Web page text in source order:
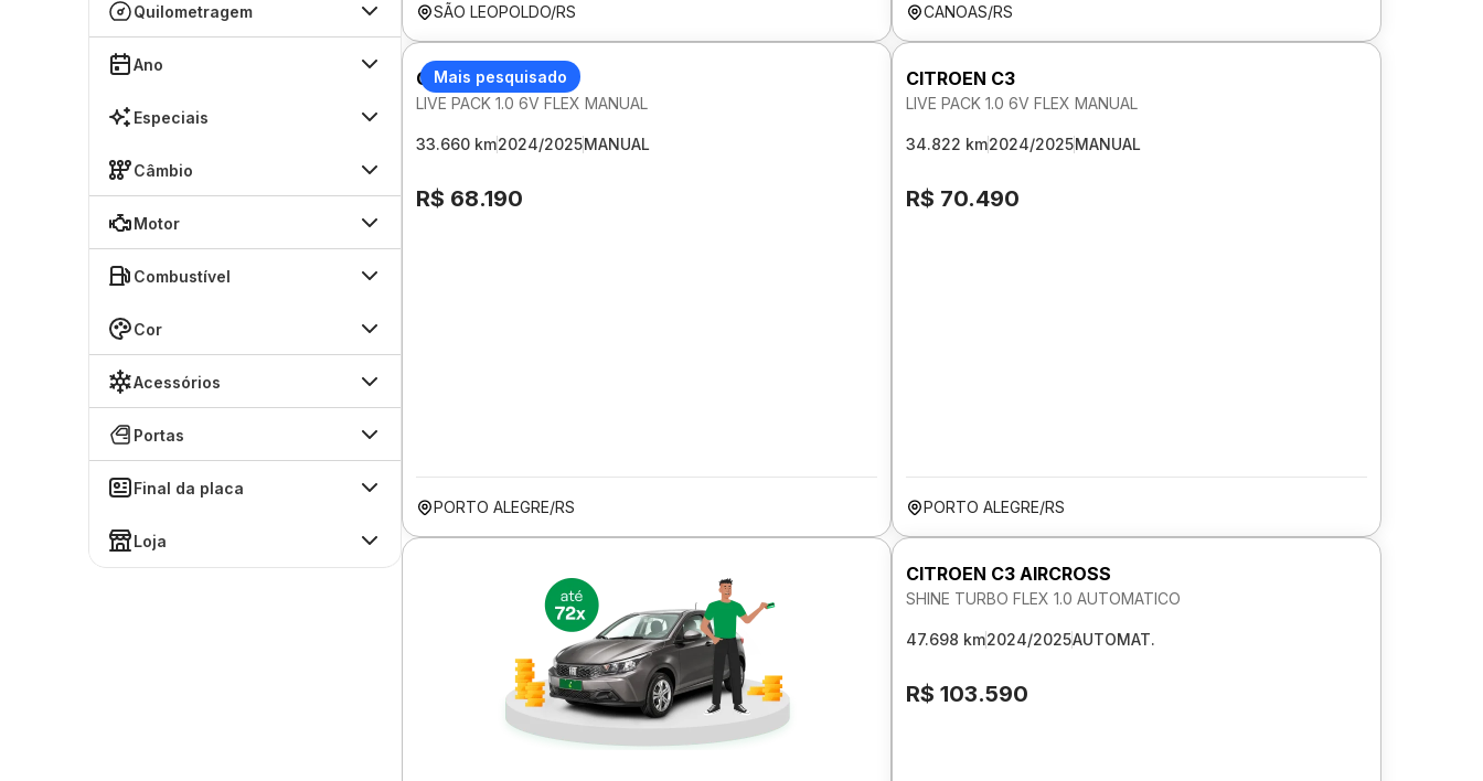
Quilometragem
Ano
Especiais
Câmbio
Motor
Combustível
Cor
Acessórios
Portas
Final da placa
Loja
SÃO LEOPOLDO/RS CANOAS/RS
Mais pesquisado
CITROEN C3
LIVE PACK 1.0 6V FLEX MANUAL
33.660 km2024/2025MANUAL
R$ 68.190
PORTO ALEGRE/RS
CITROEN C3
LIVE PACK 1.0 6V FLEX MANUAL
34.822 km2024/2025MANUAL
R$ 70.490
PORTO ALEGRE/RS
CITROEN C3 AIRCROSS
SHINE TURBO FLEX 1.0 AUTOMATICO
47.698 km2024/2025AUTOMAT.
R$ 103.590